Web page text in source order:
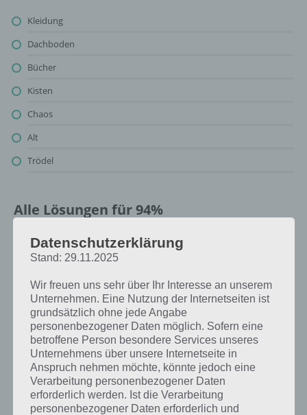
Kleidung
Dachboden
Bücher
Kisten
Chaos
Alt
Trödel
Alle Lösungen für 94%
Oben findest du bereits die Lösung zum Bild: Abstellraum. Da die
Reihenfolge bei jedem Spieler anders ist, können wir dir nicht das
jedoch trotzdem zu jedem Sachverhalt die entsprechenden
Antworten findest!
Weitere Lösungen zu 94%
gesucht? Schaue inunsere
Komplettlösung zur App! Dort
kannst du mit der Suche
Datenschutzerklärung
Stand: 29.11.2025
Wir freuen uns sehr über Ihr Interesse an unserem
Unternehmen. Eine Nutzung der Internetseiten ist
grundsätzlich ohne jede Angabe
personenbezogener Daten möglich. Sofern eine
betroffene Person besondere Services unseres
Unternehmens über unsere Internetseite in
Anspruch nehmen möchte, könnte jedoch eine
Verarbeitung personenbezogener Daten
erforderlich werden. Ist die Verarbeitung
personenbezogener Daten erforderlich und